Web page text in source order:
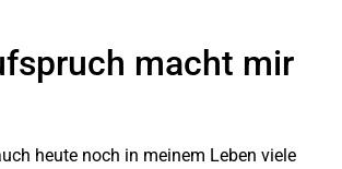
macht mir
heute noch in meinem Leben viele